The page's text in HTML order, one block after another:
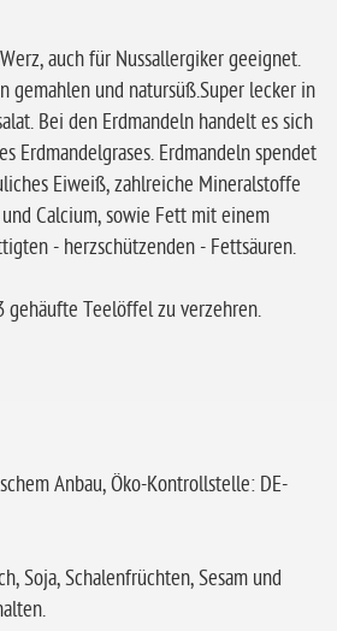
auch für Nussallergiker geeignet.
gemahlen und natursüß.Super lecker in
Bei den Erdmandeln handelt es sich
Erdmandelgrases. Erdmandeln spendet
Eiweiß, zahlreiche Mineralstoffe
Calcium, sowie Fett mit einem
- herzschützenden - Fettsäuren.
Teelöffel zu verzehren.
Anbau, Öko-Kontrollstelle: DE-
Soja, Schalenfrüchten, Sesam und